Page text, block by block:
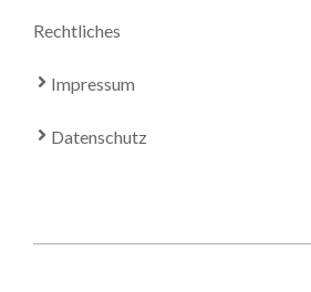
Rechtliches
Impressum
Datenschutz